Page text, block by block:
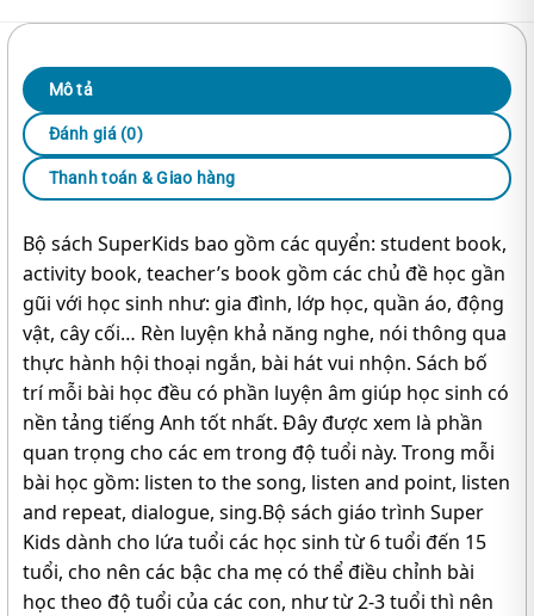
Mô tả
Đánh giá (0)
Thanh toán & Giao hàng
Bộ sách SuperKids bao gồm các quyển: student book,
activity book, teacher’s book gồm các chủ đề học gần
gũi với học sinh như: gia đình, lớp học, quần áo, động
vật, cây cối… Rèn luyện khả năng nghe, nói thông qua
thực hành hội thoại ngắn, bài hát vui nhộn. Sách bố
trí mỗi bài học đều có phần luyện âm giúp học sinh có
nền tảng tiếng Anh tốt nhất. Đây được xem là phần
quan trọng cho các em trong độ tuổi này. Trong mỗi
bài học gồm: listen to the song, listen and point, listen
and repeat, dialogue, sing.Bộ sách giáo trình Super
Kids dành cho lứa tuổi các học sinh từ 6 tuổi đến 15
tuổi, cho nên các bậc cha mẹ có thể điều chỉnh bài
học theo độ tuổi của các con, như từ 2-3 tuổi thì nên